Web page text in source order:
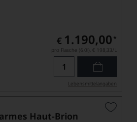
€ 1.190,00 *
pro Flasche (6.0l), € 198,33/L
Lebensmittel­angaben
Haut-Brion